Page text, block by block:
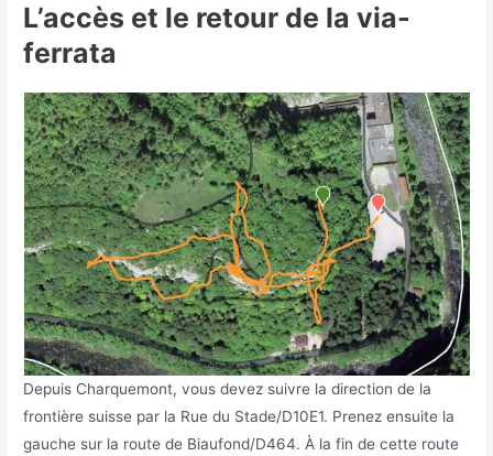
L’accès et le retour de la via-
ferrata
Depuis Charquemont, vous devez suivre la direction de la
frontière suisse par la Rue du Stade/D10E1. Prenez ensuite la
gauche sur la route de Biaufond/D464. À la fin de cette route